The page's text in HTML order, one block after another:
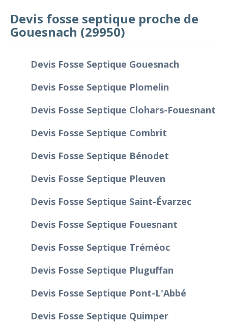
Devis fosse septique proche de
Gouesnach (29950)
Devis Fosse Septique Gouesnach
Devis Fosse Septique Plomelin
Devis Fosse Septique Clohars-Fouesnant
Devis Fosse Septique Combrit
Devis Fosse Septique Bénodet
Devis Fosse Septique Pleuven
Devis Fosse Septique Saint-Évarzec
Devis Fosse Septique Fouesnant
Devis Fosse Septique Tréméoc
Devis Fosse Septique Pluguffan
Devis Fosse Septique Pont-L'Abbé
Devis Fosse Septique Quimper